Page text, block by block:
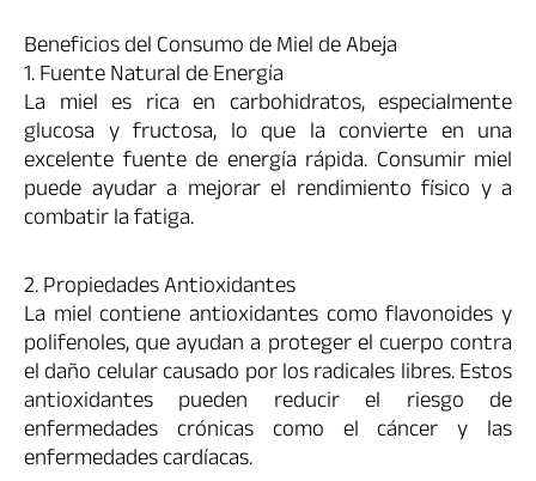
Beneficios del Consumo de Miel de Abeja
1. Fuente Natural de Energía
La miel es rica en carbohidratos, especialmente
glucosa y fructosa, lo que la convierte en una
excelente fuente de energía rápida. Consumir miel
puede ayudar a mejorar el rendimiento físico y a
combatir la fatiga.
2. Propiedades Antioxidantes
La miel contiene antioxidantes como flavonoides y
polifenoles, que ayudan a proteger el cuerpo contra
el daño celular causado por los radicales libres. Estos
antioxidantes pueden reducir el riesgo de
enfermedades crónicas como el cáncer y las
enfermedades cardíacas.